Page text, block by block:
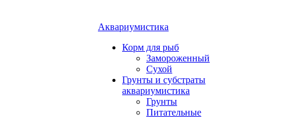
Аквариумистика
Корм для рыб
Замороженный
Сухой
Грунты и субстраты
аквариумистика
Грунты
Питательные